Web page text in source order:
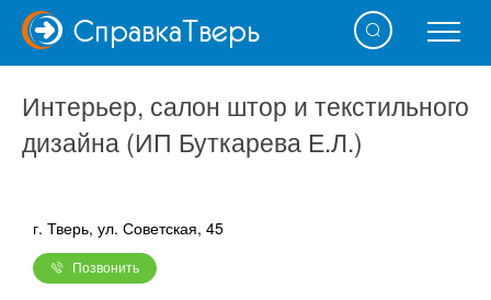
СправкаТверь
Интерьер, салон штор и текстильного
дизайна (ИП Буткарева Е.Л.)
г. Тверь, ул. Советская, 45
Позвонить